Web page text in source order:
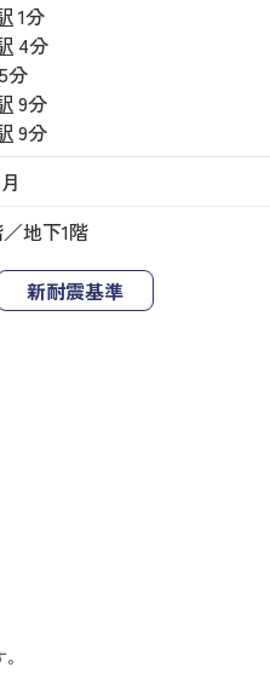
1分
4分
5分
9分
9分
地下1階
新耐震基準